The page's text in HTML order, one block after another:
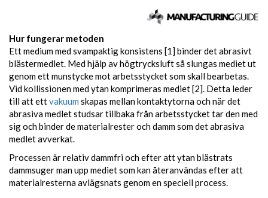
Hur fungerar metoden
Ett medium med svampaktig konsistens [1] binder det abrasivt
blästermedlet. Med hjälp av högtrycksluft så slungas mediet ut
genom ett munstycke mot arbetsstycket som skall bearbetas.
Vid kollissionen med ytan komprimeras mediet [2]. Detta leder
till att ettvakuum skapas mellan kontaktytorna och när det
abrasiva medlet studsar tillbaka från arbetsstycket tar den med
sig och binder de materialrester och damm som det abrasiva
medlet avverkat.
Processen är relativ dammfri och efter att ytan blästrats
dammsuger man upp mediet som kan återanvändas efter att
materialresterna avlägsnats genom en speciell process.